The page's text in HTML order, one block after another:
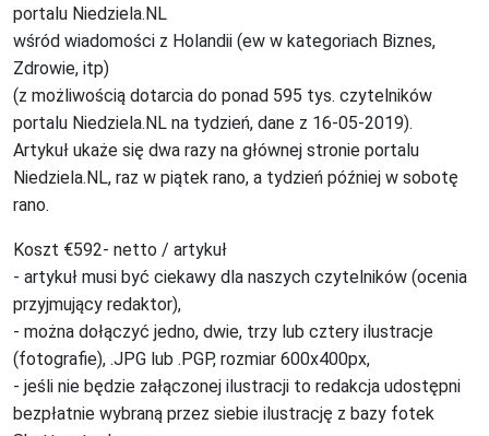
portalu Niedziela.NL
wśród wiadomości z Holandii (ew w kategoriach Biznes,
Zdrowie, itp)
(z możliwością dotarcia do ponad 595 tys. czytelników
portalu Niedziela.NL na tydzień, dane z 16-05-2019).
Artykuł ukaże się dwa razy na głównej stronie portalu
Niedziela.NL, raz w piątek rano, a tydzień później w sobotę
rano.
Koszt €592- netto / artykuł
- artykuł musi być ciekawy dla naszych czytelników (ocenia
przyjmujący redaktor),
- można dołączyć jedno, dwie, trzy lub cztery ilustracje
(fotografie), .JPG lub .PGP, rozmiar 600x400px,
- jeśli nie będzie załączonej ilustracji to redakcja udostępni
bezpłatnie wybraną przez siebie ilustrację z bazy fotek